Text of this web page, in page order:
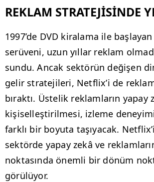
REKLAM STRATEJİSİNDE
1997’de DVD kiralama ile
serüveni, uzun yıllar reklam
sundu. Ancak sektörün değişen
gelir stratejileri, Netflix’i de
bıraktı. Üstelik reklamların yapay
kişiselleştirilmesi, izleme
farklı bir boyuta taşıyacak.
sektörde yapay zekâ ve
noktasında önemli bir dönüm
görülüyor.